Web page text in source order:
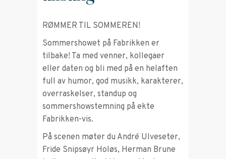
RØMMER TIL SOMMEREN!
Sommershowet på Fabrikken er
tilbake! Ta med venner, kollegaer
eller daten og bli med på en helaften
full av humor, god musikk, karakterer,
overraskelser, standup og
sommershowstemning på ekte
Fabrikken-vis.
På scenen møter du André Ulveseter,
Fride Snipsøyr Holøs, Herman Brune